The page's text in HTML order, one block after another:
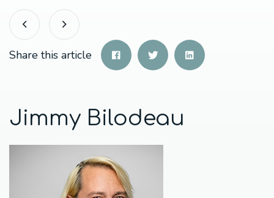
Share this article
Jimmy Bilodeau